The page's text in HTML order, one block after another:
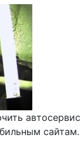
автосервис
сайтам.